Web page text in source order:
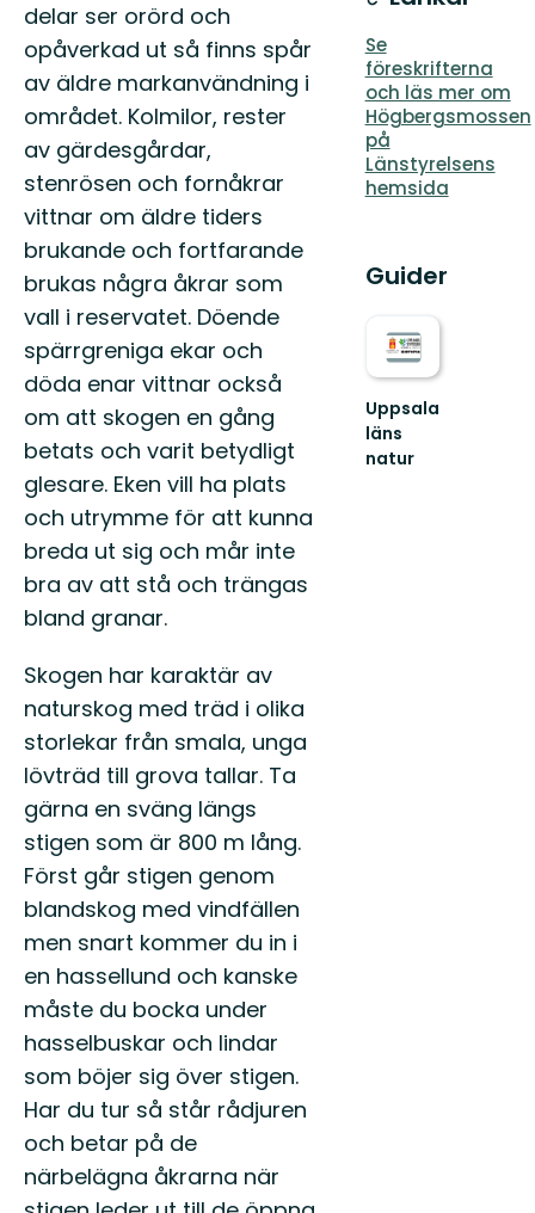
delar ser orörd och
opåverkad ut så finns spår
av äldre markanvändning i
området. Kolmilor, rester
av gärdesgårdar,
stenrösen och fornåkrar
vittnar om äldre tiders
brukande och fortfarande
brukas några åkrar som
vall i reservatet. Döende
spärrgreniga ekar och
döda enar vittnar också
om att skogen en gång
betats och varit betydligt
glesare. Eken vill ha plats
och utrymme för att kunna
breda ut sig och mår inte
bra av att stå och trängas
bland granar.
Skogen har karaktär av
naturskog med träd i olika
storlekar från smala, unga
lövträd till grova tallar. Ta
gärna en sväng längs
stigen som är 800 m lång.
Först går stigen genom
blandskog med vindfällen
men snart kommer du in i
en hassellund och kanske
måste du bocka under
hasselbuskar och lindar
som böjer sig över stigen.
Har du tur så står rådjuren
och betar på de
närbelägna åkrarna när
Se
föreskrifterna
och läs mer om
Högbergsmossen
på
Länstyrelsens
hemsida
Guider
Uppsala
läns
natur